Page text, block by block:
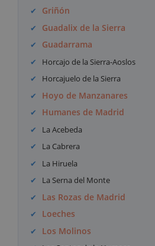
Griñón
Guadalix de la Sierra
Guadarrama
Horcajo de la Sierra-Aoslos
Horcajuelo de la Sierra
Hoyo de Manzanares
Humanes de Madrid
La Acebeda
La Cabrera
La Hiruela
La Serna del Monte
Las Rozas de Madrid
Loeches
Los Molinos